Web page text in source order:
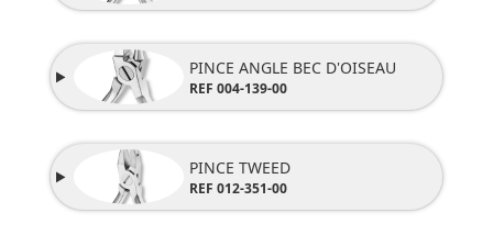
PINCE ANGLE BEC D'OISEAU
REF 004-139-00
PINCE TWEED
REF 012-351-00